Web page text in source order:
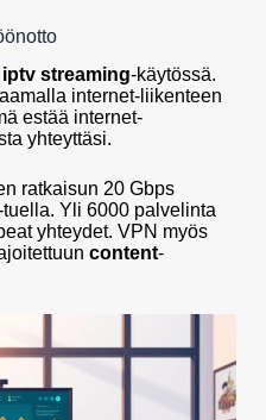
iptv streaming-käytössä.
internet-liikenteen
estää internet-
yhteyttäsi.
ratkaisun 20 Gbps
Yli 6000 palvelinta
yhteydet. VPN myös
content-